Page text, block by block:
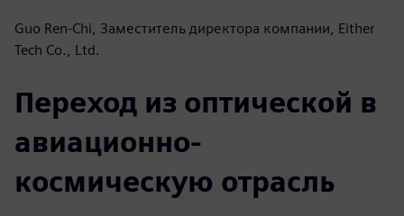
Guo Ren-Chi, Заместитель директора компании, Either
Tech Co., Ltd.
Переход из оптической в
авиационно-
космическую отрасль